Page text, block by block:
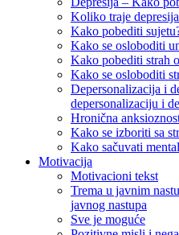
Koliko traje
Kako pobediti
Kako se osloboditi
Kako pobediti strah
Kako se osloboditi
Depersonalizacija i
depersonalizaciju i
Hronična
Kako se izboriti sa
Kako sačuvati
Motivacija
Motivacioni tekst
Trema u javnim
javnog nastupa
Sve je moguće